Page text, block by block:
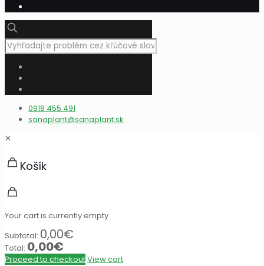
0918 455 491
sanaplant@sanaplant.sk
✕
Košík
Your cart is currently empty.
Subtotal: 0,00€
Total: 0,00€
Proceed to checkoutView cart